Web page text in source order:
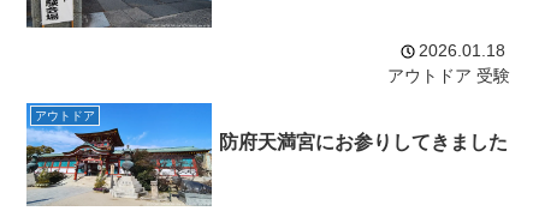
2026.01.18
アウトドア 受験
アウトドア
防府天満宮にお参りしてきました